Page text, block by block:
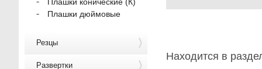
Находится в
Плашки дюймовые
Резцы
Развертки